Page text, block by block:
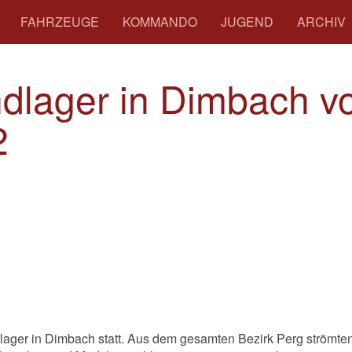
FAHRZEUGE KOMMANDO JUGEND ARCHIV
in Dimbach
in Dimbach statt. Aus dem gesamten Bezirk Perg